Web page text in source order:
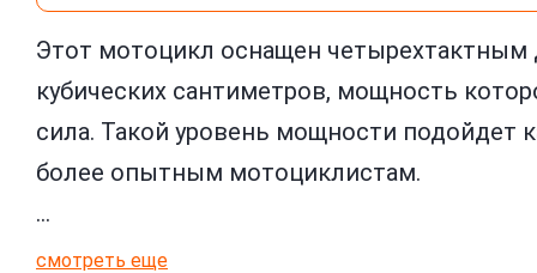
Этот мотоцикл оснащен четырехтактным
кубических сантиметров, мощность
сила. Такой уровень мощности подойдет
более опытным мотоциклистам.
…
смотреть еще